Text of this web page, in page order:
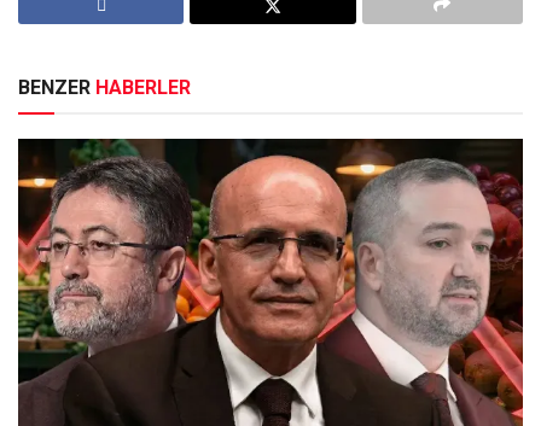
BENZER HABERLER